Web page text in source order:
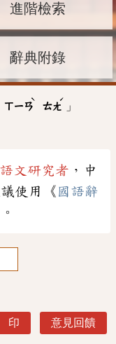
進階檢索
辭典附錄
ㄒㄧㄢ
ˋ
ㄊㄤ
ˊ
」
文研究者 ，中
使用《 國語辭
意見回饋